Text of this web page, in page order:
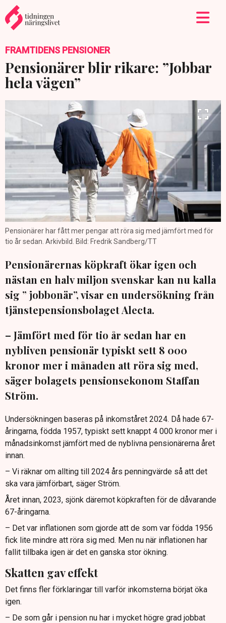
FRAMTIDENS PENSIONER
Pensionärer blir rikare: ”Jobbar
hela vägen”
Pensionärer har fått mer pengar att röra sig med jämfört med för
tio år sedan. Arkivbild. Bild: Fredrik Sandberg/TT
Pensionärernas köpkraft ökar igen och
nästan en halv miljon svenskar kan nu kalla
sig ” jobbonär”, visar en undersökning från
tjänstepensionsbolaget Alecta.
– Jämfört med för tio år sedan har en
nybliven pensionär typiskt sett 8 000
kronor mer i månaden att röra sig med,
säger bolagets pensionsekonom Staffan
Ström.
Undersökningen baseras på inkomståret 2024. Då hade 67-
åringarna, födda 1957, typiskt sett knappt 4 000 kronor mer i
månadsinkomst jämfört med de nyblivna pensionärerna året
innan.
– Vi räknar om allting till 2024 års penningvärde så att det
ska vara jämförbart, säger Ström.
Året innan, 2023, sjönk däremot köpkraften för de dåvarande
67-åringarna.
– Det var inflationen som gjorde att de som var födda 1956
fick lite mindre att röra sig med. Men nu när inflationen har
fallit tillbaka igen är det en ganska stor ökning.
Skatten gav effekt
Det finns fler förklaringar till varför inkomsterna börjat öka
igen.
– De som går i pension nu har i mycket högre grad jobbat